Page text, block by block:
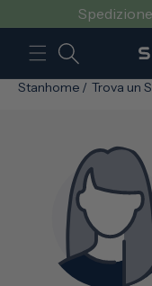
DIRETTAMENTE
Stanhome / Trova un